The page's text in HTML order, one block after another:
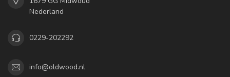
Nederland
0229-202292
info@oldwood.nl